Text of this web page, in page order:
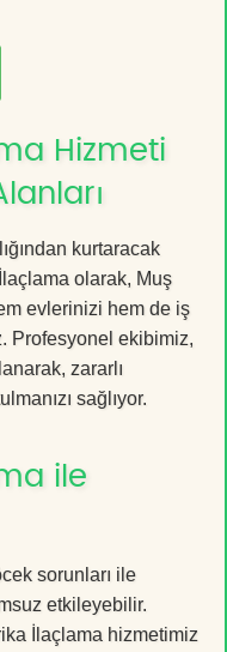
Hizmeti
kurtaracak
olarak, Muş
evlerinizi hem de iş
Profesyonel ekibimiz,
zararlı
sağlıyor.
ile
sorunları ile
etkileyebilir.
İlaçlama hizmetimiz